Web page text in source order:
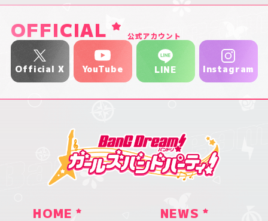
OFFICIAL 公式アカウント
Official X YouTube LINE Instagram
HOME NEWS